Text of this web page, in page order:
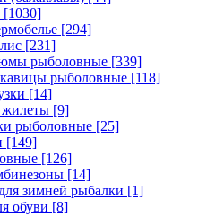
[1030]
[294]
[231]
рыболовные [339]
рыболовные [118]
[14]
жилеты [9]
рыболовные [25]
[149]
[126]
[14]
зимней рыбалки [1]
обуви [8]